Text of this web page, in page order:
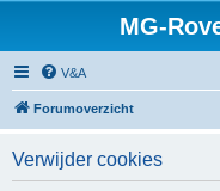
MG-
V&A
Forumoverzicht
Verwijder cookies